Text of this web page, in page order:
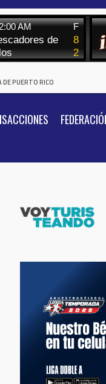
DE PUERTO RICO